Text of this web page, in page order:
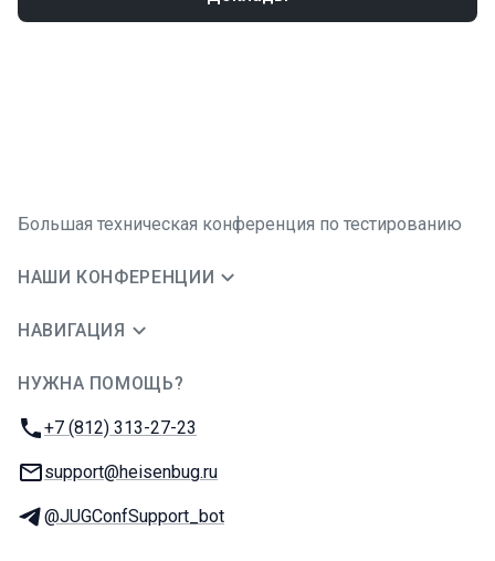
Большая техническая конференция по тестированию
НАШИ КОНФЕРЕНЦИИ
НАВИГАЦИЯ
НУЖНА ПОМОЩЬ?
Телефон:
+7 (812) 313-27-23
E-mail:
support@heisenbug.ru
Телеграм:
@JUGConfSupport_bot